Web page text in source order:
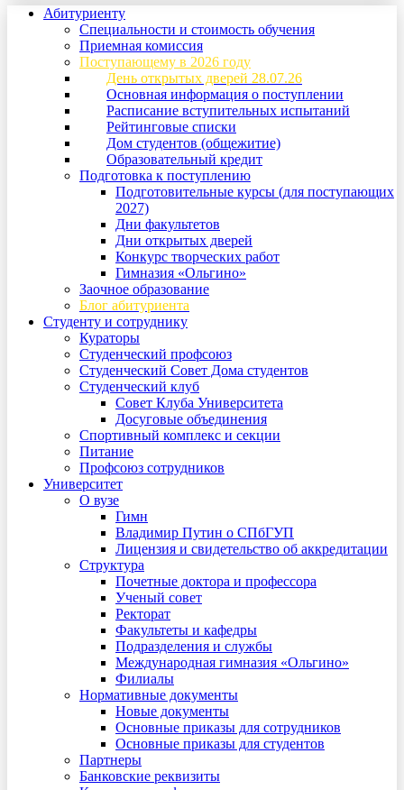
Абитуриенту
Специальности и стоимость обучения
Приемная комиссия
Поступающему в 2026 году
День открытых дверей 28.07.26
Основная информация о поступлении
Расписание вступительных испытаний
Рейтинговые списки
Дом студентов (общежитие)
Образовательный кредит
Подготовка к поступлению
Подготовительные курсы (для поступающих
2027)
Дни факультетов
Дни открытых дверей
Конкурс творческих работ
Гимназия «Ольгино»
Заочное образование
Блог абитуриента
Студенту и сотруднику
Кураторы
Студенческий профсоюз
Студенческий Совет Дома студентов
Студенческий клуб
Совет Клуба Университета
Досуговые объединения
Спортивный комплекс и секции
Питание
Профсоюз сотрудников
Университет
О вузе
Гимн
Владимир Путин о СПбГУП
Лицензия и свидетельство об аккредитации
Структура
Почетные доктора и профессора
Ученый совет
Ректорат
Факультеты и кафедры
Подразделения и службы
Международная гимназия «Ольгино»
Филиалы
Нормативные документы
Новые документы
Основные приказы для сотрудников
Основные приказы для студентов
Партнеры
Банковские реквизиты